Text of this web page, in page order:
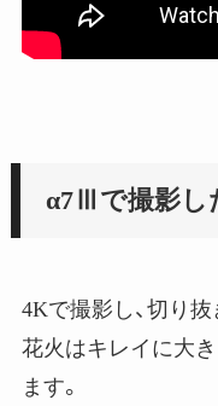
α7Ⅲで撮影し
4Kで撮影し、切り
花火はキレイに大
ます。